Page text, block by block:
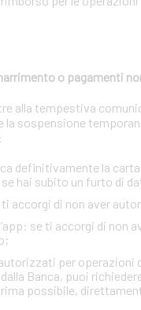
o pagamenti
alla tempestiva
sospensione
definitivamente la
hai subito un furto di
ti accorgi di non aver
se ti accorgi di
per
Banca, puoi
possibile,